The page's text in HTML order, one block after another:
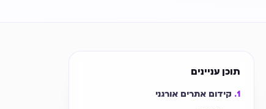
תוכן עניינים
קידום אתרים אורגני